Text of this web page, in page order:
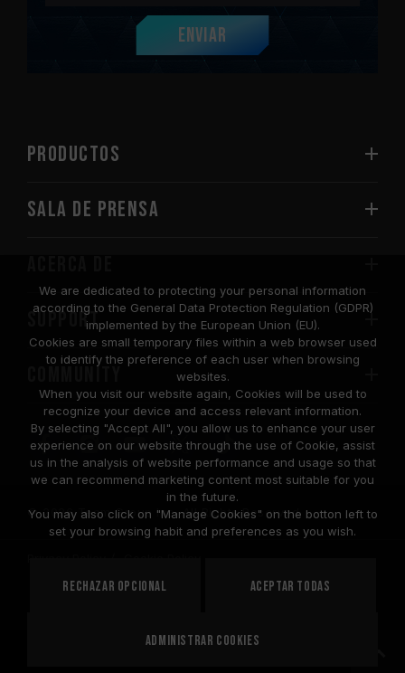
Enviar
PRODUCTOS
Sala de prensa
SUPPORT
COMMUNITY
© 2026 Team Group Inc. All Rights Reserved.
United
We are dedicated to protecting your personal information
according to the General Data Protection Regulation (GDPR)
implemented by the European Union (EU).
Cookies are small temporary files within a web browser used
to identify the preference of each user when browsing
websites.
When you visit our website again, Cookies will be used to
recognize your device and access relevant information.
By selecting "Accept All", you allow us to enhance your user
experience on our website through the use of Cookie, assist
us in the analysis of website performance and usage so that
we can recommend marketing content most suitable for you
in the future.
You may also click on "Manage Cookies" on the botton left to
set your browsing habit and preferences as you wish.
Rechazar opcional Aceptar todas
Administrar cookies